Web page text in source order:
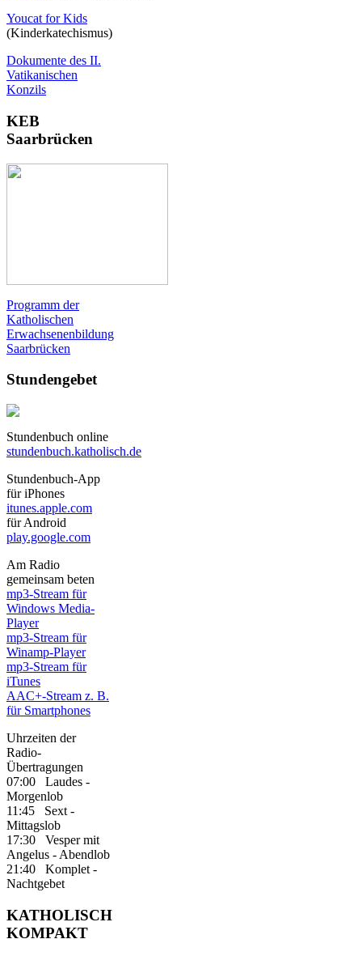
Youcat for Kids
(Kinderkatechismus)
Dokumente des II.
Vatikanischen
Konzils
KEB
Saarbrücken
Programm der
Katholischen
Erwachsenenbildung
Saarbrücken
Stundengebet
Stundenbuch online
stundenbuch.katholisch.de
Stundenbuch-App
für iPhones
itunes.apple.com
für Android
play.google.com
Am Radio
gemeinsam beten
mp3-Stream für
Windows Media-
Player
mp3-Stream für
Winamp-Player
mp3-Stream für
iTunes
AAC+-Stream z. B.
für Smartphones
Uhrzeiten der
Radio-
Übertragungen
07:00 Laudes -
Morgenlob
11:45 Sext -
Mittagslob
17:30 Vesper mit
Angelus - Abendlob
21:40 Komplet -
Nachtgebet
KATHOLISCH
KOMPAKT